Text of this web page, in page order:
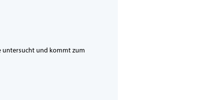
untersucht und kommt zum